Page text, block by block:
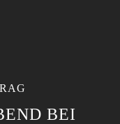
BEI